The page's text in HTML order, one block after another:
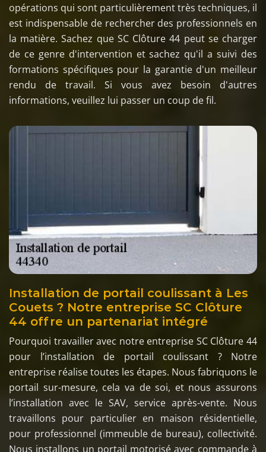
opérations qui sont particulièrement très techniques, il
est indispensable de rechercher des professionnels en
la matière. Sachez que SC Clôture 44 peut se charger
de ce genre d'intervention et sachez qu'il a suivi des
formations spécifiques pour la garantie d'un meilleur
rendu de travail. Si vous avez besoin d'autres
informations, veuillez lui passer un coup de fil.
Installation de portail coulissant à Les
Couets ? Notre entreprise SC Clôture
44 offre un partenariat intégré
Pourquoi travailler avec notre entreprise SC Clôture 44
pour l’installation de portail coulissant ? Notre
entreprise réalise toutes les étapes. Nous fabriquons le
portail sur-mesure, cela va de soi, et nous assurons
l’installation avec le SAV, service après-vente. Nous
travaillons pour particulier en maison résidentielle,
pour professionnel (immeuble de bureau), collectivité.
Nous installons un portail motorisé avec commande à